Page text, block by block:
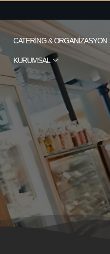
CATERING & ORGANIZASYON
KURUMSAL